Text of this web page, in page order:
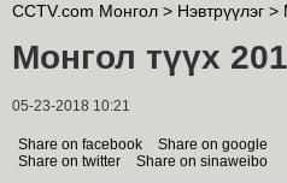
CCTV.com Монгол > Нэвтрүүлэг >
Монгол түүх
05-23-2018 10:21
Share on facebook
Share on google
Share on twitter
Share on sinaweibo